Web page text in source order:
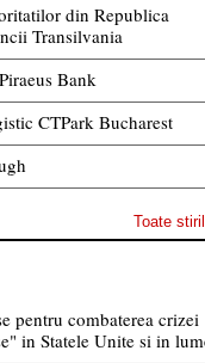
din Republica
Transilvania
Bank
CTPark Bucharest
Toate
pentru combaterea crizei
in Statele Unite si in